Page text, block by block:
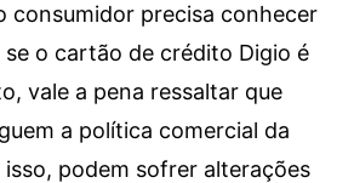
consumidor precisa conhecer
o cartão de crédito Digio é
vale a pena ressaltar que
a política comercial da
isso, podem sofrer alterações